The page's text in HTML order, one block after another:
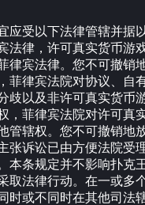
应受以下法律管辖并据
法律，许可真实货币游
律宾法律。您不可撤销
菲律宾法院对协议、自
歧以及非许可真实货币
，菲律宾法院对许可真
管辖权。您不可撤销地
张诉讼已由方便法院受
本条规定并不影响扑克
取法律行动。在一或多
时或不同时在其他司法